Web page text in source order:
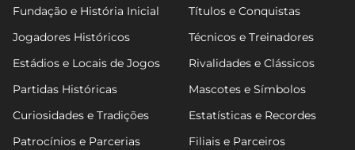
Fundação e História Inicial
Títulos e Conquistas
Jogadores Históricos
Técnicos e Treinadores
Estádios e Locais de Jogos
Rivalidades e Clássicos
Partidas Históricas
Mascotes e Símbolos
Curiosidades e Tradições
Estatísticas e Recordes
Patrocínios e Parcerias
Filiais e Parceiros